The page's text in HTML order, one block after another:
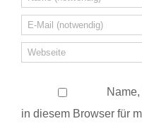
in diesem Browser für